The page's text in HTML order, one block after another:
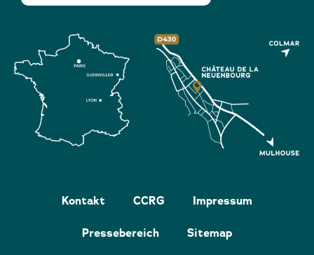
Kontakt CCRG Impressum
Pressebereich Sitemap